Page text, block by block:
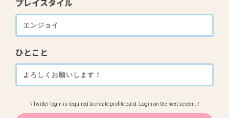
プレイスタイル
ひとこと
\ Twitter login is required to create profile card. Login on the next screen. /